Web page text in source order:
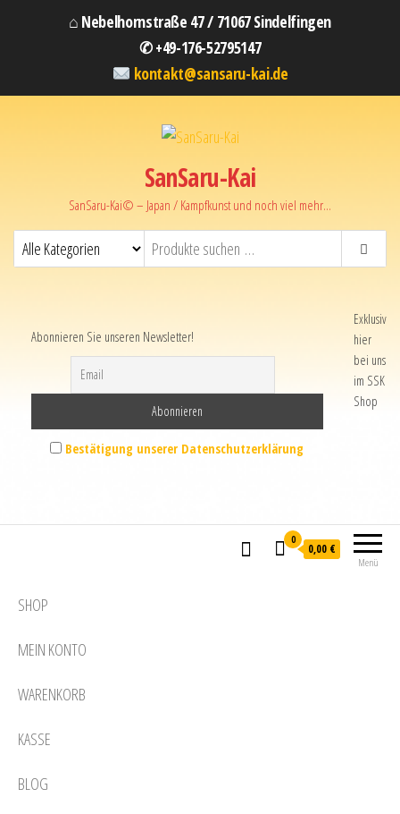
⌂ Nebelhornstraße 47 / 71067 Sindelfingen
✆ +49-176-52795147
kontakt@sansaru-kai.de
SanSaru-Kai
SanSaru-Kai© – Japan / Kampfkunst und noch viel mehr…
Exklusiv
hier
bei uns
im SSK
Shop
Abonnieren Sie unseren Newsletter!
Bestätigung unserer Datenschutzerklärung
Menü
0
0,00 €
SHOP
MEIN KONTO
WARENKORB
KASSE
BLOG